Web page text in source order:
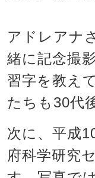
アドレアナ
緒に記念撮
習字を教え
たちも30
次に、平成
府科学研究